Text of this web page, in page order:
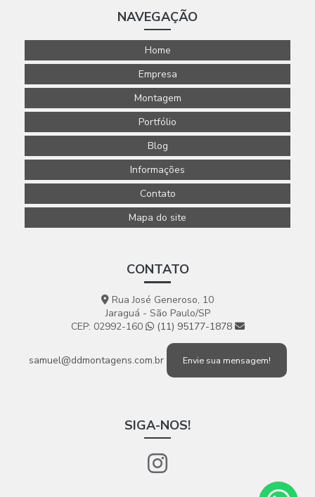
NAVEGAÇÃO
Home
Empresa
Montagem
Portfólio
Blog
Informações
Contato
Mapa do site
CONTATO
Rua José Generoso, 10
Jaraguá - São Paulo/SP
CEP: 02992-160
(11) 95177-1878
samuel@ddmontagens.com.br Envie sua mensagem!
SIGA-NOS!